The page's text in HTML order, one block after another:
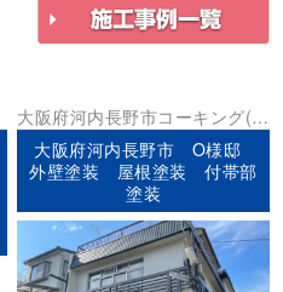
大阪府河内長野市コーキング(シ
ーリング)外壁塗装屋根塗装防水
工事
大阪府河内長野市 O様邸
外壁塗装 屋根塗装 付帯部
塗装